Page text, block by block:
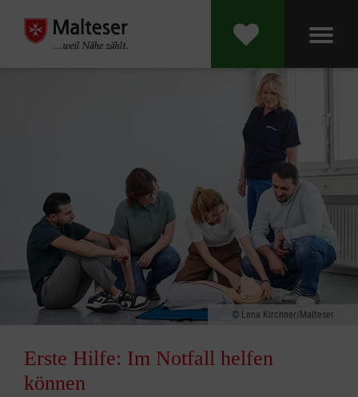
Lena Kirchner/Malteser
Erste Hilfe: Im Notfall helfen
können